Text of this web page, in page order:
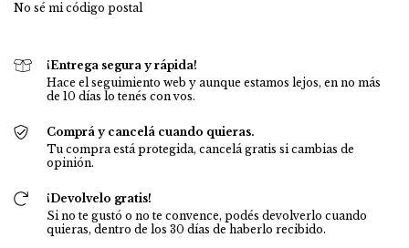
No sé mi código postal
¡Entrega segura y rápida!
Hace el seguimiento web y aunque estamos lejos, en no más
de 10 días lo tenés con vos.
Comprá y cancelá cuando quieras.
Tu compra está protegida, cancelá gratis si cambias de
opinión.
¡Devolvelo gratis!
Si no te gustó o no te convence, podés devolverlo cuando
quieras, dentro de los 30 días de haberlo recibido.